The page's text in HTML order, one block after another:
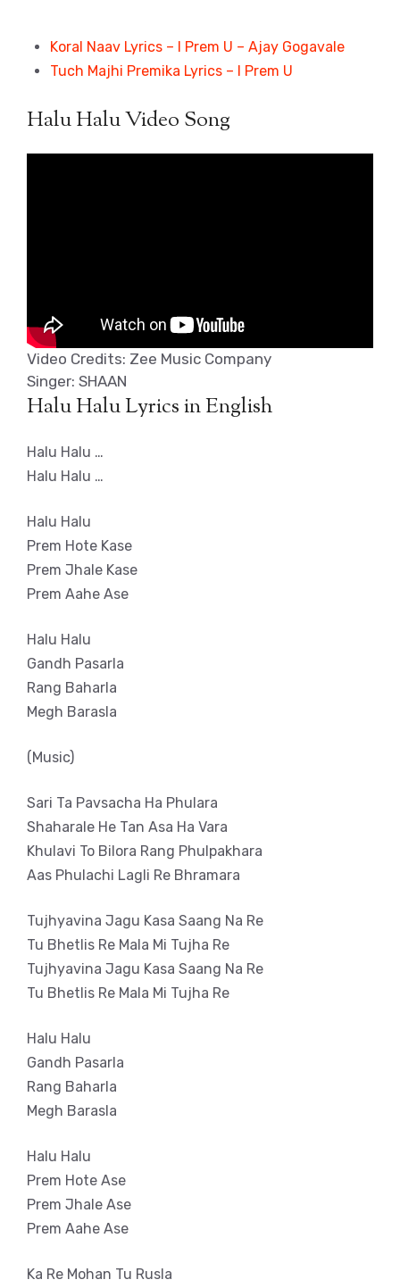
Koral Naav Lyrics – I Prem U – Ajay Gogavale
Tuch Majhi Premika Lyrics – I Prem U
Halu Halu Video Song
Video Credits: Zee Music Company
Singer: SHAAN
Halu Halu Lyrics in English
Halu Halu …
Halu Halu …
Halu Halu
Prem Hote Kase
Prem Jhale Kase
Prem Aahe Ase
Halu Halu
Gandh Pasarla
Rang Baharla
Megh Barasla
(Music)
Sari Ta Pavsacha Ha Phulara
Shaharale He Tan Asa Ha Vara
Khulavi To Bilora Rang Phulpakhara
Aas Phulachi Lagli Re Bhramara
Tujhyavina Jagu Kasa Saang Na Re
Tu Bhetlis Re Mala Mi Tujha Re
Tujhyavina Jagu Kasa Saang Na Re
Tu Bhetlis Re Mala Mi Tujha Re
Halu Halu
Gandh Pasarla
Rang Baharla
Megh Barasla
Halu Halu
Prem Hote Ase
Prem Jhale Ase
Prem Aahe Ase
Ka Re Mohan Tu Rusla